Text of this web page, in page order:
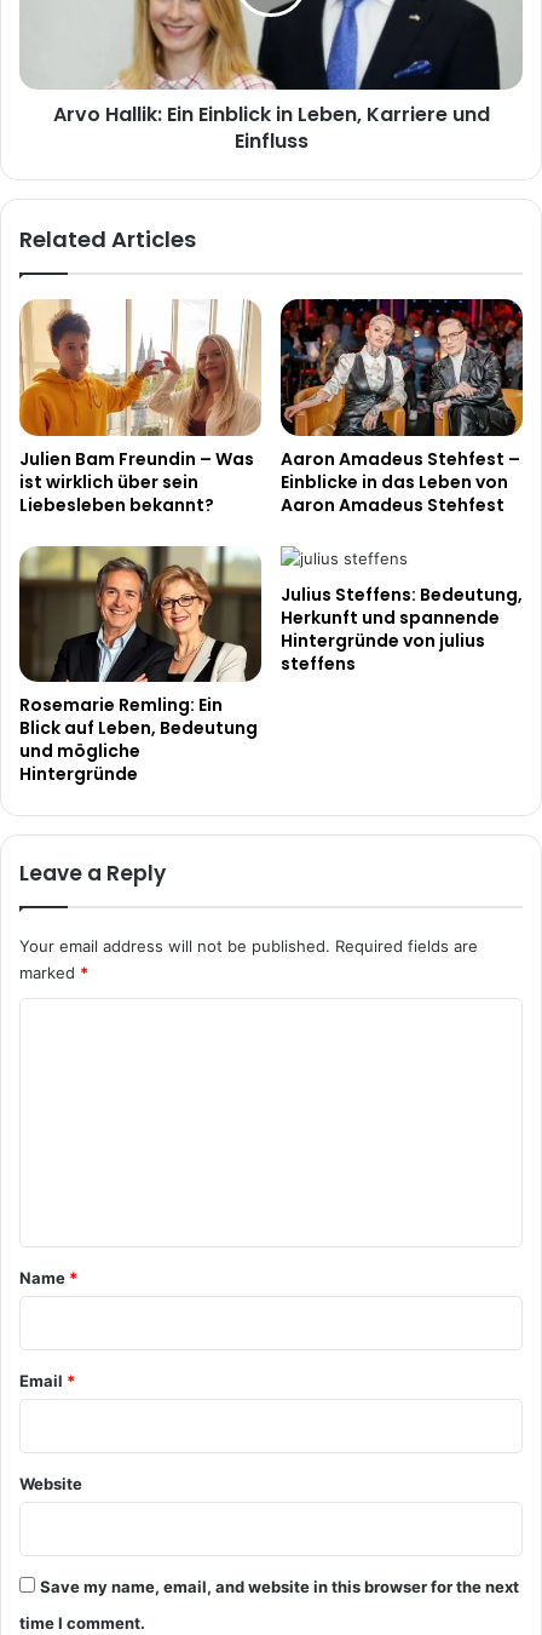
Einfluss
Arvo Hallik: Ein Einblick in Leben, Karriere und
Einfluss
Related Articles
Julien Bam Freundin – Was
ist wirklich über sein
Liebesleben bekannt?
Aaron Amadeus Stehfest –
Einblicke in das Leben von
Aaron Amadeus Stehfest
Rosemarie Remling: Ein
Blick auf Leben, Bedeutung
und mögliche
Hintergründe
Julius Steffens: Bedeutung,
Herkunft und spannende
Hintergründe von julius
steffens
Leave a Reply
Your email address will not be published. Required fields are
marked *
*
Name *
Email *
Website
Save my name, email, and website in this browser for the next
time I comment.